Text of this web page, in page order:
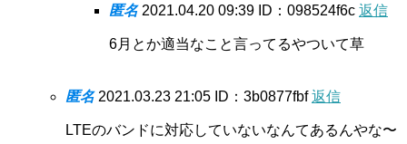
匿名 2021.04.20 09:39 ID：098524f6c 返信
6月とか適当なこと言ってるやついて草
匿名 2021.03.23 21:05 ID：3b0877fbf返信
LTEのバンドに対応していないなんてあるんやな〜